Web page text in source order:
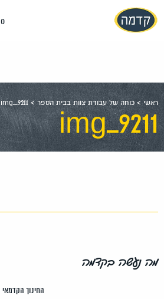
עבור
אל
0 ₪
ראשי >כוחה של עבודת צוות בבית הספר>
img_9211
img_9211
מה נעשה בקדמה
החינוך הקדמאי